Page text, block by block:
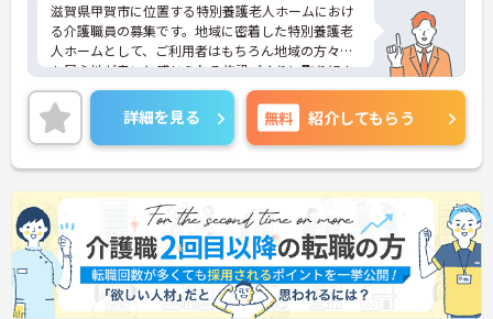
滋賀県甲賀市に位置する特別養護老人ホームにおけ
る介護職員の募集です。地域に密着した特別養護老
人ホームとして、ご利用者はもちろん地域の方々に
も居心地が良いと感じられる施設づくりに取り組ん
でいます。
無資格の方も歓迎です。ご利用者に寄り添って介護
サービスを提供していただける方を募集していま
す。また、育児休業・介護休業の取得実績もあり、
ライフステージが変化しても安心してお勤めいただ
ける環境です。
ご興味のある方には、面接対策ポイントなど、さら
に詳細をお話しいたしますのでお気軽にご相談くだ
さい！
詳細を見る 無料 紹介してもらう